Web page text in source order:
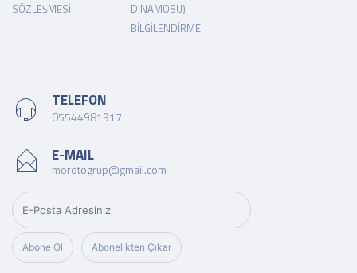
SÖZLEŞMESI
DINAMOSU)
BILGILENDIRME
TELEFON
05544981917
E-MAIL
morotogrup@gmail.com
Abone Ol Abonelikten Çıkar